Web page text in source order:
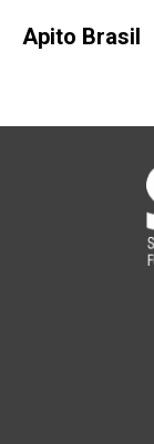
Apito Brasil